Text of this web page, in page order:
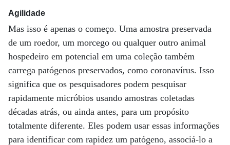
Agilidade
Mas isso é apenas o começo. Uma amostra preservada
de um roedor, um morcego ou qualquer outro animal
hospedeiro em potencial em uma coleção também
carrega patógenos preservados, como coronavírus. Isso
significa que os pesquisadores podem pesquisar
rapidamente micróbios usando amostras coletadas
décadas atrás, ou ainda antes, para um propósito
totalmente diferente. Eles podem usar essas informações
para identificar com rapidez um patógeno, associá-lo a